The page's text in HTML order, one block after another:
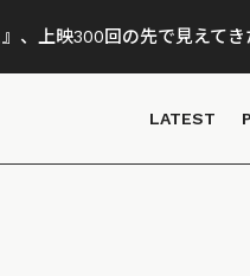
、上映300回の先で見えてき
LATEST